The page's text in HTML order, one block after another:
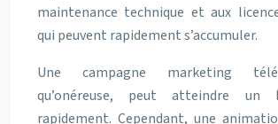
maintenance technique et aux
qui peuvent rapidement s’accumuler.
Une campagne marketing
qu’onéreuse, peut atteindre un
rapidement. Cependant, une